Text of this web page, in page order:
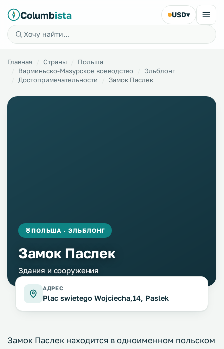
Columbista USD▾
Главная Страны
Польша
Варминьско-Мазурское воеводство
Эльблонг
Достопримечательности
Замок Паслек
ПОЛЬША · ЭЛЬБЛОНГ
Замок Паслек
Здания и сооружения
АДРЕС
Plac swietego Wojciecha,14, Paslek
Замок Паслек находится в одноименном польском